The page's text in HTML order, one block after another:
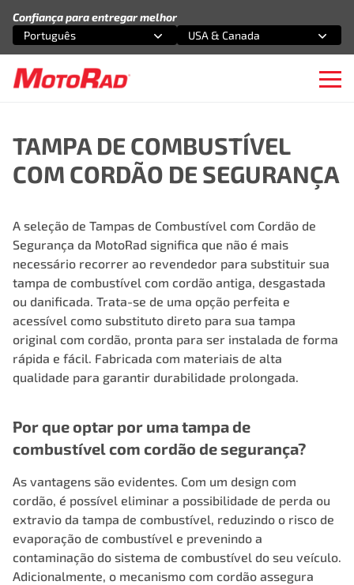
Confiança para entregar melhor
Selecione uma opção
Português
Selecione uma opção
USA & Canada
TAMPA DE COMBUSTÍVEL
COM CORDÃO DE SEGURANÇA
A seleção de Tampas de Combustível com Cordão de
Segurança da MotoRad significa que não é mais
necessário recorrer ao revendedor para substituir sua
tampa de combustível com cordão antiga, desgastada
ou danificada. Trata-se de uma opção perfeita e
acessível como substituto direto para sua tampa
original com cordão, pronta para ser instalada de forma
rápida e fácil. Fabricada com materiais de alta
qualidade para garantir durabilidade prolongada.
Por que optar por uma tampa de
combustível com cordão de segurança?
As vantagens são evidentes. Com um design com
cordão, é possível eliminar a possibilidade de perda ou
extravio da tampa de combustível, reduzindo o risco de
evaporação de combustível e prevenindo a
contaminação do sistema de combustível do seu veículo.
Adicionalmente, o mecanismo com cordão assegura